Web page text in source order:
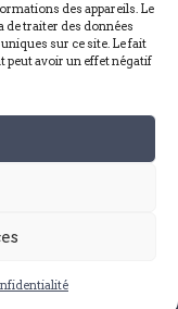
des appareils. Le
de traiter des données
sur ce site. Le fait
peut avoir un effet négatif
vente